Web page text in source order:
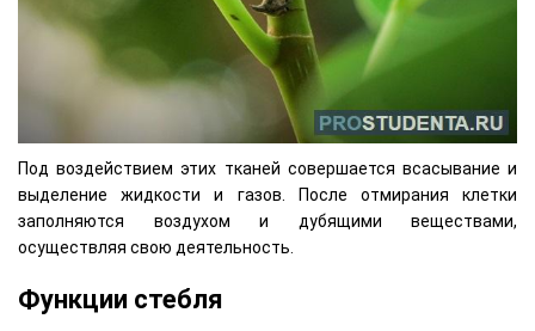
Под воздействием этих тканей совершается всасывание и
выделение жидкости и газов. После отмирания клетки
заполняются воздухом и дубящими веществами,
осуществляя свою деятельность.
Функции стебля